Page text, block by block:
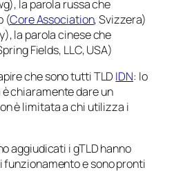
la parola russa che
(Core Association, Svizzera)
la parola cinese che
Fields, LLC, USA)
che sono tutti TLD IDN: lo
chiaramente dare un
è limitata a chi utilizza i
aggiudicati i gTLD hanno
funzionamento e sono pronti